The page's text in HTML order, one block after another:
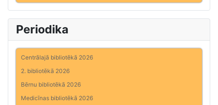
Periodika
Centrālajā bibliotēkā 2026
2. bibliotēkā 2026
Bērnu bibliotēkā 2026
Medicīnas bibliotēkā 2026